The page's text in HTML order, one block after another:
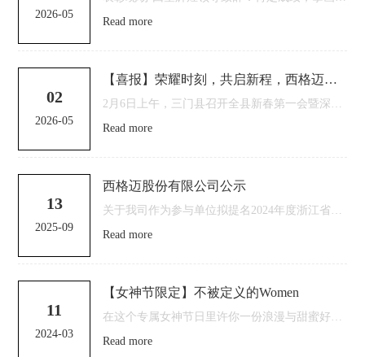
2026-05
Read more
02
2026-05
【喜报】荣耀时刻，共启新程，西格迈荣获多项企业荣誉
Read more
13
2025-09
西格迈股份有限公司公示
Read more
11
2024-03
【女神节限定】不被定义的Women
Read more